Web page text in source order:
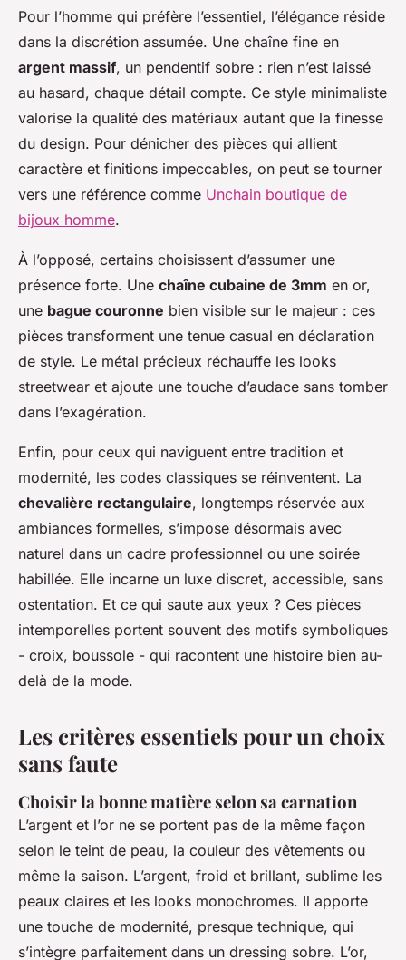
Pour l’homme qui préfère l’essentiel, l’élégance réside
dans la discrétion assumée. Une chaîne fine en
argent massif, un pendentif sobre : rien n’est laissé
au hasard, chaque détail compte. Ce style minimaliste
valorise la qualité des matériaux autant que la finesse
du design. Pour dénicher des pièces qui allient
caractère et finitions impeccables, on peut se tourner
vers une référence comme Unchain boutique de
bijoux homme.
À l’opposé, certains choisissent d’assumer une
présence forte. Une chaîne cubaine de 3mm en or,
une bague couronne bien visible sur le majeur : ces
pièces transforment une tenue casual en déclaration
de style. Le métal précieux réchauffe les looks
streetwear et ajoute une touche d’audace sans tomber
dans l’exagération.
Enfin, pour ceux qui naviguent entre tradition et
modernité, les codes classiques se réinventent. La
chevalière rectangulaire, longtemps réservée aux
ambiances formelles, s’impose désormais avec
naturel dans un cadre professionnel ou une soirée
habillée. Elle incarne un luxe discret, accessible, sans
ostentation. Et ce qui saute aux yeux ? Ces pièces
intemporelles portent souvent des motifs symboliques
- croix, boussole - qui racontent une histoire bien au-
delà de la mode.
Les critères essentiels pour un choix
sans faute
Choisir la bonne matière selon sa carnation
L’argent et l’or ne se portent pas de la même façon
selon le teint de peau, la couleur des vêtements ou
même la saison. L’argent, froid et brillant, sublime les
peaux claires et les looks monochromes. Il apporte
une touche de modernité, presque technique, qui
s’intègre parfaitement dans un dressing sobre. L’or,